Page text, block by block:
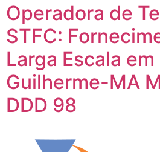
Operadora de
STFC:
Larga Escala
Guilherme-MA
DDD 98